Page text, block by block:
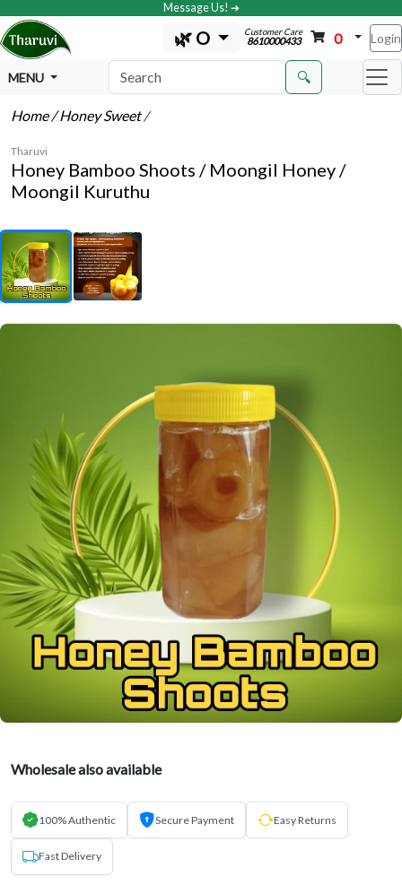
Message Us! ➔
🌿 O Customer Care
8610000433 0 Login
MENU 🔍
Home/ Honey Sweet/
Tharuvi
Honey Bamboo Shoots / Moongil Honey /
Moongil Kuruthu
Wholesale also available
100% Authentic Secure Payment Easy Returns
Fast Delivery